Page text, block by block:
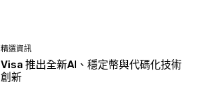
精選資訊
Visa 推出全新AI、穩定幣與代碼化技術
創新